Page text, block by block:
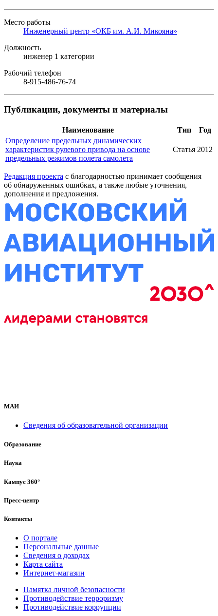
Место работы
Инженерный центр «ОКБ им. А.И. Микояна»
Должность
инженер 1 категории
Рабочий телефон
8-915-486-76-74
Публикации, документы и материалы
Наименование Тип
Год
Определение предельных динамических
характеристик рулевого привода на основе
предельных режимов полета самолета
Статья 2012
Редакция проекта с благодарностью принимает сообщения
об обнаруженных ошибках, а также любые уточнения,
дополнения и предложения.
МАИ
Сведения об образовательной организации
Образование
Наука
Кампус 360°
Пресс-центр
Контакты
О портале
Персональные данные
Сведения о доходах
Карта сайта
Интернет-магазин
Памятка личной безопасности
Противодействие терроризму
Противодействие коррупции